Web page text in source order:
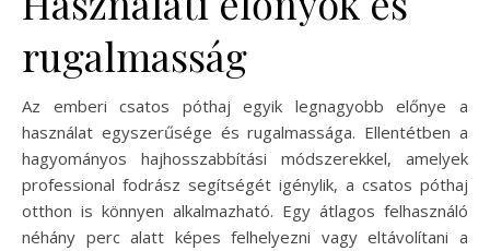
rugalmasság
Az emberi csatos póthaj egyik legnagyobb előnye a
használat egyszerűsége és rugalmassága. Ellentétben a
hagyományos hajhosszabbítási módszerekkel, amelyek
professional fodrász segítségét igénylik, a csatos póthaj
otthon is könnyen alkalmazható. Egy átlagos felhasználó
néhány perc alatt képes felhelyezni vagy eltávolítani a